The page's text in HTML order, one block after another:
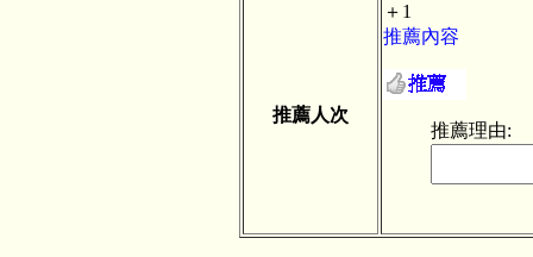
推薦人次
＋1
推薦內容
推薦理由: